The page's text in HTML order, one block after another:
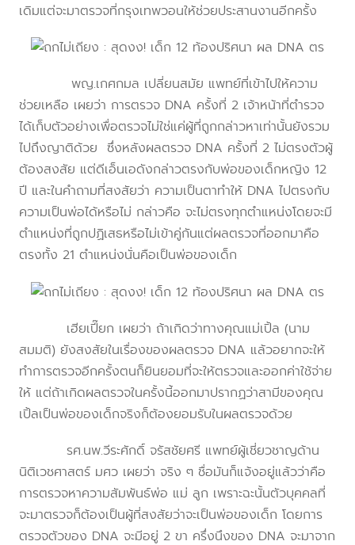
เดิมแต่จะมาตรวจที่กรุงเทพวอนให้ช่วยประสานงานอีกครั้ง
พญ.เกศกมล เปลี่ยนสมัย แพทย์ที่เข้าไปให้ความ
ช่วยเหลือ เผยว่า การตรวจ DNA ครั้งที่ 2 เจ้าหน้าที่ตำรวจ
ได้เก็บตัวอย่างเพื่อตรวจไม่ใช่แค่ผู้ที่ถูกกล่าวหาเท่านั้นยังรวม
ไปถึงญาติด้วย ซึ่งหลังผลตรวจ DNA ครั้งที่ 2 ไม่ตรงตัวผู้
ต้องสงสัย แต่ดีเอ็นเอดังกล่าวตรงกับพ่อของเด็กหญิง 12
ปี และในคำถามที่สงสัยว่า ความเป็นตาทำให้ DNA ไปตรงกับ
ความเป็นพ่อได้หรือไม่ กล่าวคือ จะไม่ตรงทุกตำแหน่งโดยจะมี
ตำแหน่งที่ถูกปฏิเสธหรือไม่เข้าคู่กันแต่ผลตรวจที่ออกมาคือ
ตรงทั้ง 21 ตำแหน่งนั่นคือเป็นพ่อของเด็ก
เฮียเปี๊ยก เผยว่า ถ้าเกิดว่าทางคุณแม่เปิ้ล (นาม
สมมติ) ยังสงสัยในเรื่องของผลตรวจ DNA แล้วอยากจะให้
ทำการตรวจอีกครั้งตนก็ยินยอมที่จะให้ตรวจและออกค่าใช้จ่าย
ให้ แต่ถ้าเกิดผลตรวจในครั้งนี้ออกมาปรากฏว่าสามีของคุณ
เปิ้ลเป็นพ่อของเด็กจริงก็ต้องยอมรับในผลตรวจด้วย
รศ.นพ.วีระศักดิ์ จรัสชัยศรี แพทย์ผู้เชี่ยวชาญด้าน
นิติเวชศาสตร์ มศว เผยว่า จริง ๆ ชื่อมันก็แจ้งอยู่แล้วว่าคือ
การตรวจหาความสัมพันธ์พ่อ แม่ ลูก เพราะฉะนั้นตัวบุคคลที่
จะมาตรวจก็ต้องเป็นผู้ที่สงสัยว่าจะเป็นพ่อของเด็ก โดยการ
ตรวจตัวของ DNA จะมีอยู่ 2 ขา ครึ่งนึงของ DNA จะมาจาก